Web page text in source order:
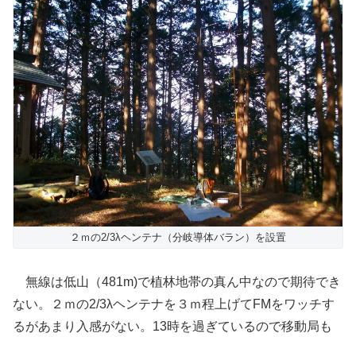
２ｍの2/3λヘンテナ（分岐導体バラン）を設置
無線は低山（481m)で植林地帯の真ん中なので期待でき
ない。２ｍの2/3λヘンテナを３ｍ程上げてFMをワッチす
るがあまり入感がない。13時を過ぎているので移動局も